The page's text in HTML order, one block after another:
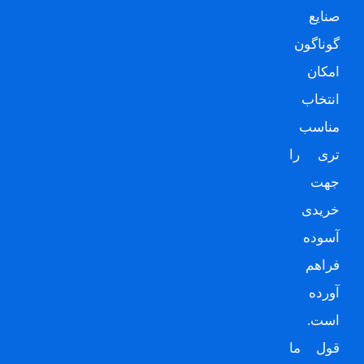
صنایع
گوناگون
امکان
انتخاب
مناسب
تری را
جهت
خریدی
آسوده
فراهم
آورده
است.
قول ما